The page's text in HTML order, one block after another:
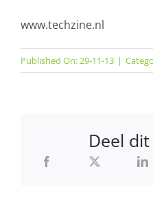
www.techzine.nl
Published On: 29-11-13 |
Deel